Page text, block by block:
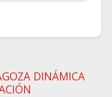
DINÁMICA